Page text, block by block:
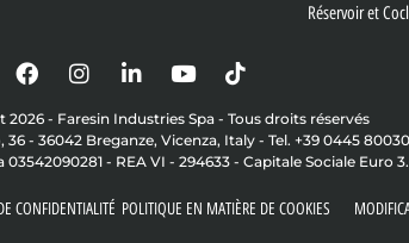
Réservoir et
- Faresin Industries Spa - Tous droits réservés
- 36042 Breganze, Vicenza, Italy - Tel. +39 0445
03542090281 - REA VI - 294633 - Capitale Sociale Euro
CONFIDENTIALITÉ POLITIQUE EN MATIÈRE DE COOKIES